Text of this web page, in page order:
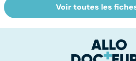
Comment
faciliter la
Le
un
Voir toutes les